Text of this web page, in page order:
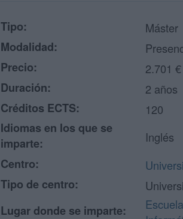
Tipo:
Máster
Modalidad:
Precio:
2.701 €
Duración:
2 años
Créditos ECTS:
120
Idiomas en los que se
imparte:
Inglés
Centro:
Tipo de centro:
Lugar donde se imparte: